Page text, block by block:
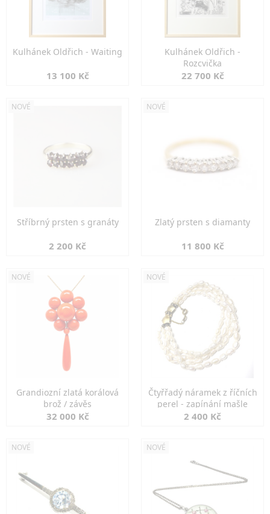
Kulhánek Oldřich - Waiting
13 100 Kč
Kulhánek Oldřich -
Rozcvička
22 700 Kč
NOVÉ
Stříbrný prsten s granáty
2 200 Kč
NOVÉ
Zlatý prsten s diamanty
11 800 Kč
NOVÉ
Grandiozní zlatá korálová
brož / závěs
32 000 Kč
NOVÉ
Čtyřřadý náramek z říčních
perel - zapínání mašle
2 400 Kč
NOVÉ NOVÉ